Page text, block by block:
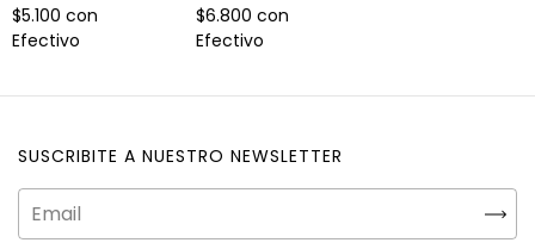
$5.100 con
Efectivo
$6.800con
Efectivo
SUSCRIBITE A NUESTRO NEWSLETTER